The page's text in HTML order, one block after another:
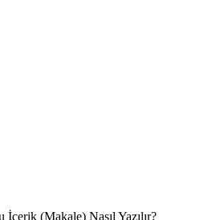
(Makale) Nasıl Yazılır?